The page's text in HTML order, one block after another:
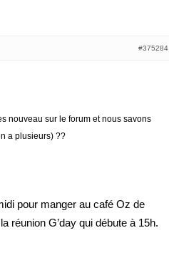
#375284
nouveau sur le forum et nous savons
a plusieurs) ??
pour manger au café Oz de
réunion G’day qui débute à 15h.